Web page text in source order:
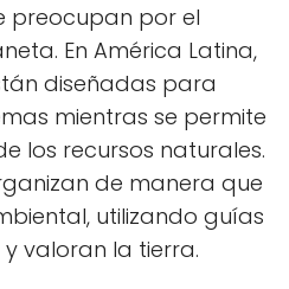
preocupan por el
En América Latina,
diseñadas para
mientras se permite
los recursos naturales.
de manera que
utilizando guías
valoran la tierra.